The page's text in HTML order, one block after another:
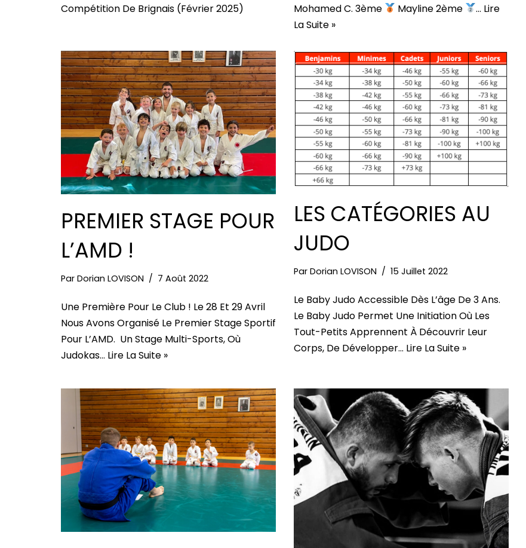
Compétition De Brignais (Février 2025)
Mohamed C. 3ème
Mayline 2ème … Lire
La Suite »
PREMIER STAGE POUR
L’AMD !
Par Dorian LOVISON 7 Août 2022
Une Première Pour Le Club ! Le 28 Et 29 Avril
Nous Avons Organisé Le Premier Stage Sportif
Pour L’AMD. Un Stage Multi-Sports, Où
Judokas… Lire La Suite »
LES CATÉGORIES AU
JUDO
Par Dorian LOVISON 15 Juillet 2022
Le Baby Judo Accessible Dès L’âge De 3 Ans.
Le Baby Judo Permet Une Initiation Où Les
Tout-Petits Apprennent À Découvrir Leur
Corps, De Développer… Lire La Suite »